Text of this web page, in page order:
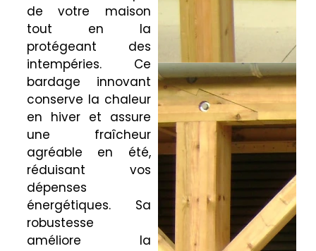
de votre maison
tout en la
protégeant des
intempéries. Ce
bardage innovant
conserve la chaleur
en hiver et assure
une fraîcheur
agréable en été,
réduisant vos
dépenses
énergétiques. Sa
robustesse
améliore la